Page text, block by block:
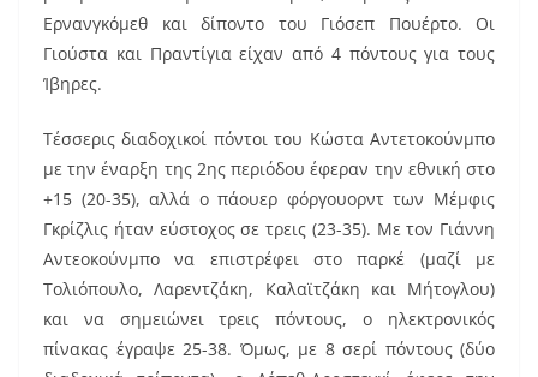
Ερνανγκόμεθ και δίποντο του Γιόσεπ Πουέρτο. Οι
Γιούστα και Πραντίγια είχαν από 4 πόντους για τους
Ίβηρες.
Τέσσερις διαδοχικοί πόντοι του Κώστα Αντετοκούνμπο
με την έναρξη της 2ης περιόδου έφεραν την εθνική στο
+15 (20-35), αλλά ο πάουερ φόργουορντ των Μέμφις
Γκρίζλις ήταν εύστοχος σε τρεις (23-35). Με τον Γιάννη
Αντεοκούνμπο να επιστρέφει στο παρκέ (μαζί με
Τολιόπουλο, Λαρεντζάκη, Καλαϊτζάκη και Μήτογλου)
και να σημειώνει τρεις πόντους, ο ηλεκτρονικός
πίνακας έγραψε 25-38. Όμως, με 8 σερί πόντους (δύο